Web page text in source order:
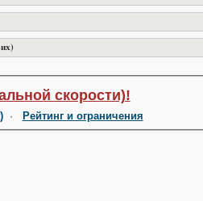
скорости)!
· Рейтинг и ограничения